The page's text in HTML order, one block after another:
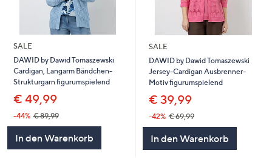
SALE
DAWID by Dawid Tomaszewski
Cardigan, Langarm Bändchen-
Strukturgarn figurumspielend
€ 49,99
-44% € 89,99
In den Warenkorb
SALE
DAWID by Dawid Tomaszewski
Jersey-Cardigan Ausbrenner-
Motiv figurumspielend
€ 39,99
-42% € 69,99
In den Warenkorb